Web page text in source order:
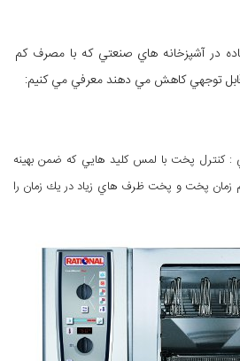
استفاده در آشپزخانه هاي صنعتي كه با مصرف كم
قابل توجهي كاهش مي دهند معرفي مي كنيم:
: كنترل پخت با لمس كليد هايي كه ضمن بهينه
زمان پخت و پخت ظرف هاي زياد در يك زمان را